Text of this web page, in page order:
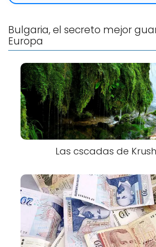
Bulgaria, el secreto mejor
Europa
Las cscadas de